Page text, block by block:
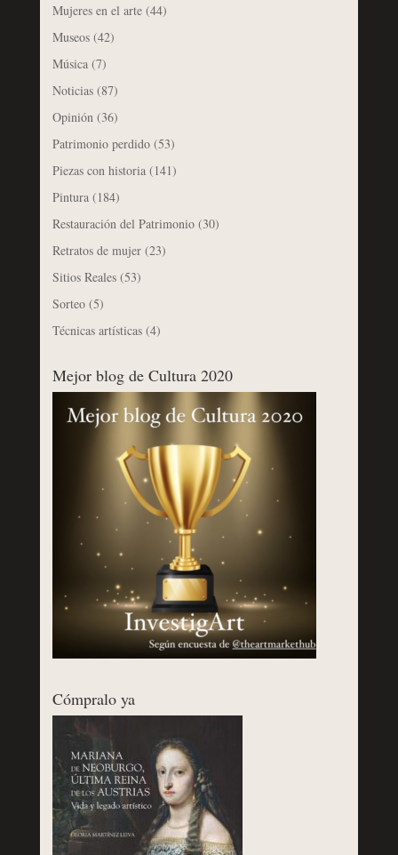
Mujeres en el arte(44)
Museos(42)
Música(7)
Noticias(87)
Opinión (36)
Patrimonio perdido(53)
Piezas con historia(141)
Pintura(184)
Restauración del Patrimonio(30)
Retratos de mujer(23)
Sitios Reales(53)
Sorteo(5)
Técnicas artísticas(4)
Mejor blog de Cultura 2020
Cómpralo ya